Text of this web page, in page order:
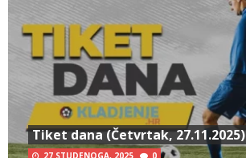
Tiket dana (Četvrtak, 27.11.2025)
27 STUDENOGA, 2025 0